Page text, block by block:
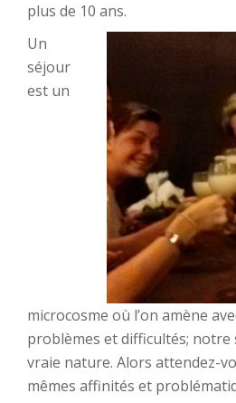
plus de 10 ans.
Un
séjour
est un
microcosme où l’on amène
problèmes et difficultés;
vraie nature. Alors attendez-
mêmes affinités et